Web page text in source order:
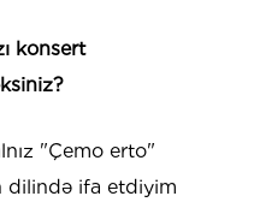
konsert
"Çemo erto"
dilində ifa etdiyim